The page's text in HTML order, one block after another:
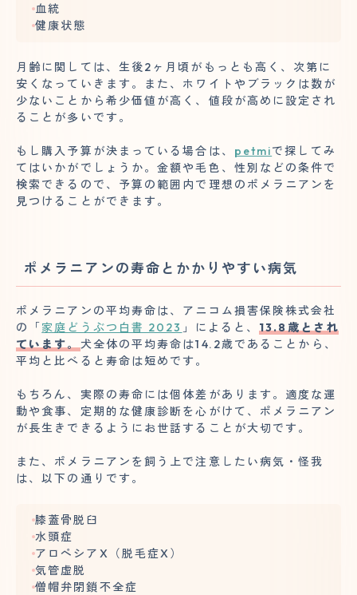
血統
健康状態
月齢に関しては、生後2ヶ月頃がもっとも高く、次第に
安くなっていきます。また、ホワイトやブラックは数が
少ないことから希少価値が高く、値段が高めに設定され
ることが多いです。
もし購入予算が決まっている場合は、 petmiで探してみ
てはいかがでしょうか。金額や毛色、性別などの条件で
検索できるので、予算の範囲内で理想のポメラニアンを
見つけることができます。
ポメラニアンの寿命とかかりやすい病気
ポメラニアンの平均寿命は、アニコム損害保険株式会社
の「家庭どうぶつ白書 2023 」によると、 13.8歳とされ
ています。 犬全体の平均寿命は14.2歳であることから、
平均と比べると寿命は短めです。
もちろん、実際の寿命には個体差があります。適度な運
動や食事、定期的な健康診断を心がけて、ポメラニアン
が長生きできるようにお世話することが大切です。
また、ポメラニアンを飼う上で注意したい病気・怪我
は、以下の通りです。
膝蓋骨脱臼
水頭症
アロペシアX（脱毛症X）
気管虚脱
僧帽弁閉鎖不全症